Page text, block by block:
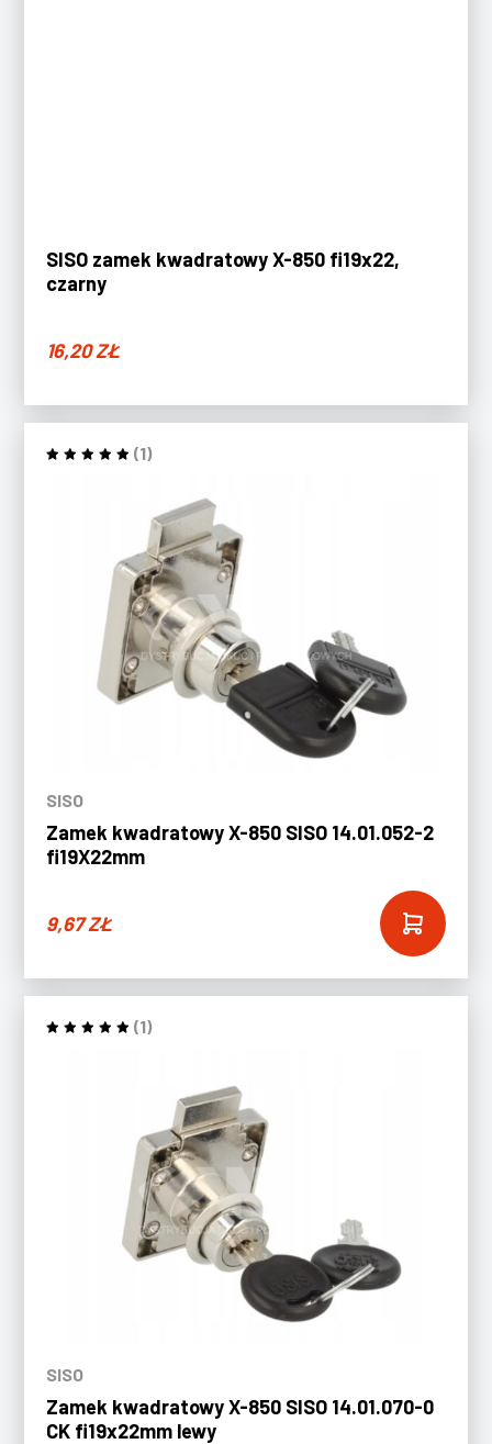
SISO zamek kwadratowy X-850 fi19x22,
czarny
16,20ZŁ
(1)
SISO
Zamek kwadratowy X-850 SISO 14.01.052-2
fi19X22mm
9,67ZŁ
(1)
SISO
Zamek kwadratowy X-850 SISO 14.01.070-0
CK fi19x22mm lewy